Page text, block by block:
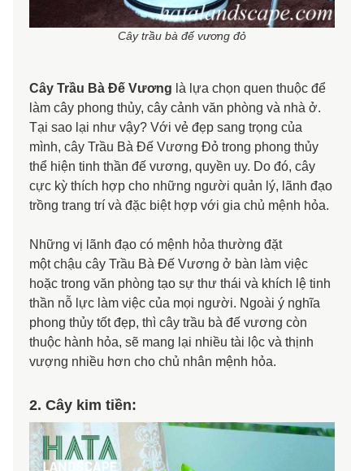
Cây trầu bà đế vương đỏ
Cây Trầu Bà Đế Vương là lựa chọn quen thuộc để
làm cây phong thủy, cây cảnh văn phòng và nhà ở.
Tại sao lại như vậy? Với vẻ đẹp sang trọng của
mình, cây Trầu Bà Đế Vương Đỏ trong phong thủy
thể hiện tinh thần đế vương, quyền uy. Do đó, cây
cực kỳ thích hợp cho những người quản lý, lãnh đạo
trồng trang trí và đặc biệt hợp với gia chủ mệnh hỏa.
Những vị lãnh đạo có mệnh hỏa thường đặt
một chậu cây Trầu Bà Đế Vương ở bàn làm việc
hoặc trong văn phòng tạo sự thư thái và khích lệ tinh
thần nỗ lực làm việc của mọi người. Ngoài ý nghĩa
phong thủy tốt đẹp, thì cây trầu bà đế vương còn
thuộc hành hỏa, sẽ mang lại nhiều tài lộc và thịnh
vượng nhiều hơn cho chủ nhân mệnh hỏa.
2. Cây kim tiền: